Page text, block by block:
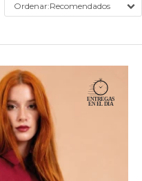
Recomendados